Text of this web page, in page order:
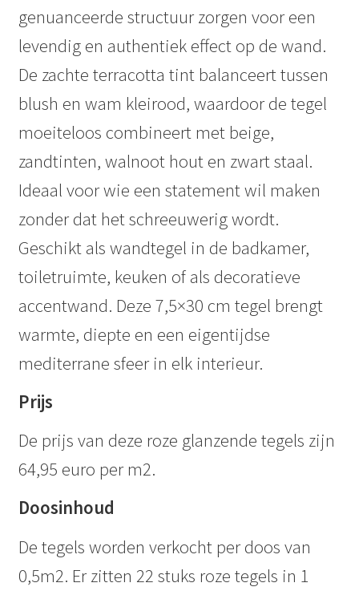
genuanceerde structuur zorgen voor een
levendig en authentiek effect op de wand.
De zachte terracotta tint balanceert tussen
blush en wam kleirood, waardoor de tegel
moeiteloos combineert met beige,
zandtinten, walnoot hout en zwart staal.
Ideaal voor wie een statement wil maken
zonder dat het schreeuwerig wordt.
Geschikt als wandtegel in de badkamer,
toiletruimte, keuken of als decoratieve
accentwand. Deze 7,5×30 cm tegel brengt
warmte, diepte en een eigentijdse
mediterrane sfeer in elk interieur.
Prijs
De prijs van deze roze glanzende tegels zijn
64,95 euro per m2.
Doosinhoud
De tegels worden verkocht per doos van
0,5m2. Er zitten 22 stuks roze tegels in 1